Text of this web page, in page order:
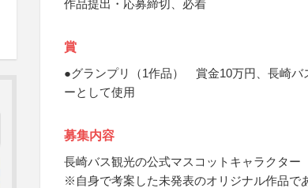
作品提出・応募締切、必着
賞
●グランプリ（1作品） 賞金10万円、長崎バ
ーとして使用
募集内容
長崎バス観光の公式マスコットキャラクター
※自身で考案した未発表のオリジナル作品で